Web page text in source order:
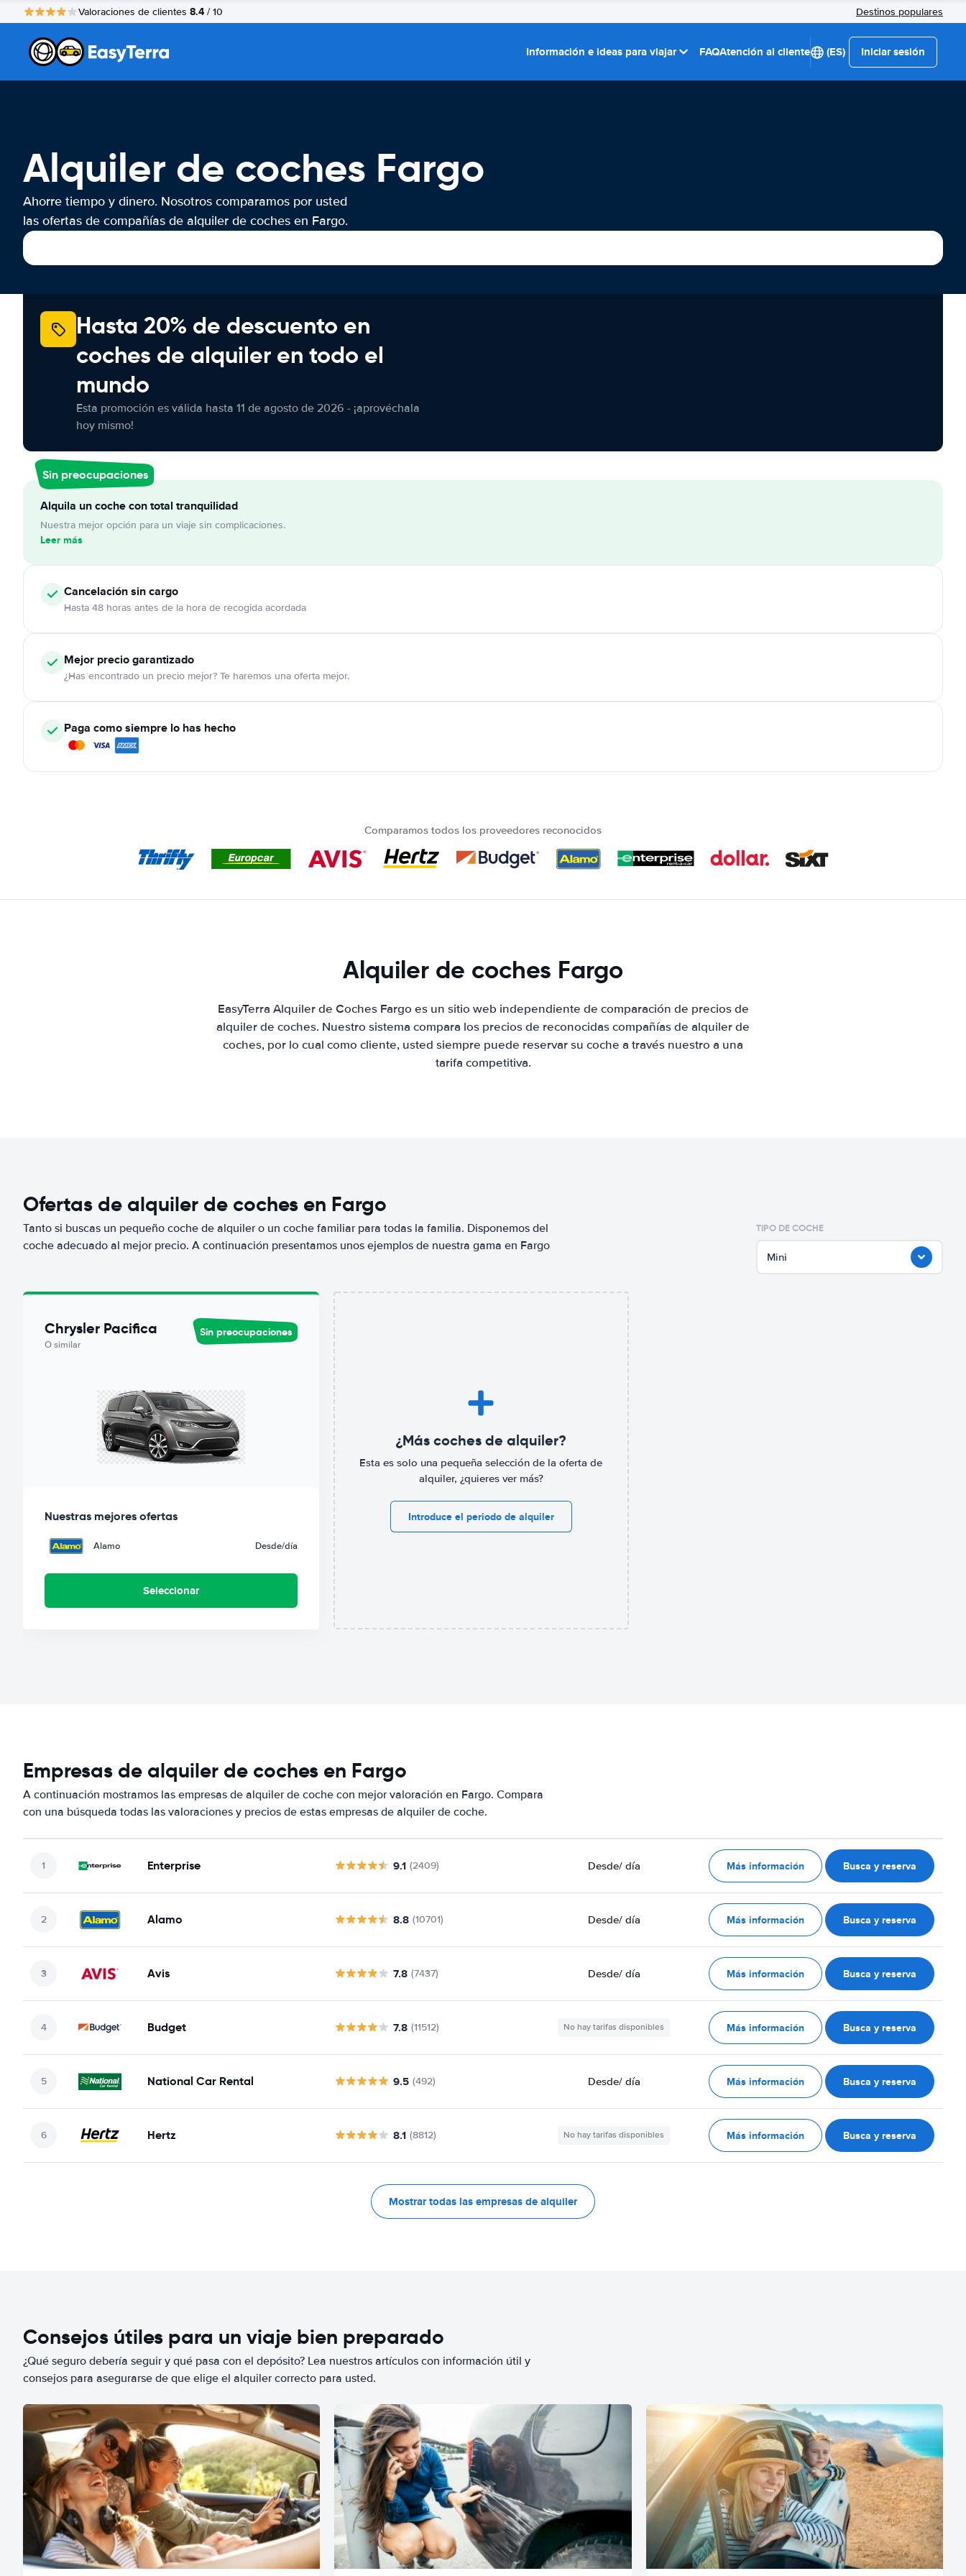
Valoraciones de clientes 8.4 / 10 Destinos populares
Información e ideas para viajar FAQAtención al cliente (ES) Iniciar sesión
Alquiler de coches Fargo
Ahorre tiempo y dinero. Nosotros comparamos por usted
las ofertas de compañías de alquiler de coches en Fargo.
Hasta 20% de descuento en
coches de alquiler en todo el
mundo
Esta promoción es válida hasta 11 de agosto de 2026 - ¡aprovéchala
hoy mismo!
Sin preocupaciones
Alquila un coche con total tranquilidad
Nuestra mejor opción para un viaje sin complicaciones.
Leer más
Cancelaciónsin cargo
Hasta 48 horas antes de la hora de recogida acordada
Mejor precio garantizado
¿Has encontrado un precio mejor? Te haremos una oferta mejor.
Paga como siempre lo has hecho
Comparamos todos los proveedores reconocidos
Alquiler de coches Fargo
EasyTerra Alquiler de Coches Fargo es un sitio web independiente de comparación de precios de
alquiler de coches. Nuestro sistema compara los precios de reconocidas compañías de alquiler de
coches, por lo cual como cliente, usted siempre puede reservar su coche a través nuestro a una
tarifa competitiva.
Ofertas de alquiler de coches en Fargo
Tanto si buscas un pequeño coche de alquiler o un coche familiar para todas la familia. Disponemos del
coche adecuado al mejor precio. A continuación presentamos unos ejemplos de nuestra gama en Fargo
TIPO DE COCHE
Mini
Chrysler Pacifica
O similar
Sin preocupaciones
Nuestras mejores ofertas
Alamo Desde/día
Seleccionar
¿Más coches de alquiler?
Esta es solo una pequeña selección de la oferta de
alquiler, ¿quieres ver más?
Introduce el periodo de alquiler
Empresas de alquiler de coches en Fargo
A continuación mostramos las empresas de alquiler de coche con mejor valoración en Fargo. Compara
con una búsqueda todas las valoraciones y precios de estas empresas de alquiler de coche.
Enterprise 9.1 (2409) Desde/ día Más información Busca y reserva
Alamo 8.8 (10701) Desde/ día Más información Busca y reserva
Avis 7.8 (7437) Desde/ día Más información Busca y reserva
Budget 7.8 (11512) No hay tarifas disponibles Más información Busca y reserva
National Car Rental 9.5 (492) Desde/ día Más información Busca y reserva
Hertz 8.1 (8812) No hay tarifas disponibles Más información Busca y reserva
Mostrar todas las empresas de alquiler
Consejos útiles para un viaje bien preparado
¿Qué seguro debería seguir y qué pasa con el depósito? Lea nuestros artículos con información útil y
consejos para asegurarse de que elige el alquiler correcto para usted.